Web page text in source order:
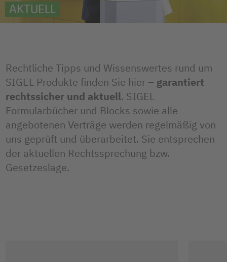
AKTUELL
Rechtliche Tipps und Wissenswertes rund um
SIGEL Produkte finden Sie hier – garantiert
rechtssicher und aktuell. SIGEL
Formularbücher und Blocks sowie alle
angebotenen Verträge werden regelmäßig von
uns geprüft und überarbeitet. Sie entsprechen
der aktuellen Rechtssprechung bzw.
Gesetzeslage.